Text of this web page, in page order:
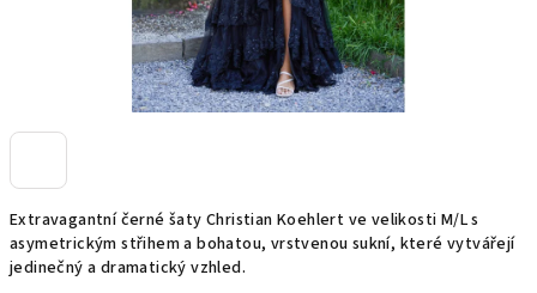
Extravagantní černé šaty Christian Koehlert ve velikosti M/L s
asymetrickým střihem a bohatou, vrstvenou sukní, které vytvářejí
jedinečný a dramatický vzhled.